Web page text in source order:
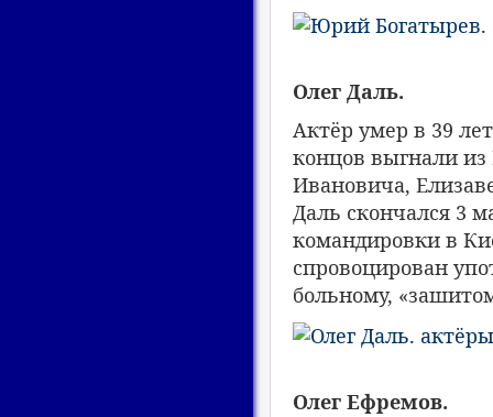
Олег Даль.
Актёр умер в 39
концов выгнали из
Ивановича,
Даль скончался 3
командировки в
спровоцирован
больному,
Олег Ефремов.